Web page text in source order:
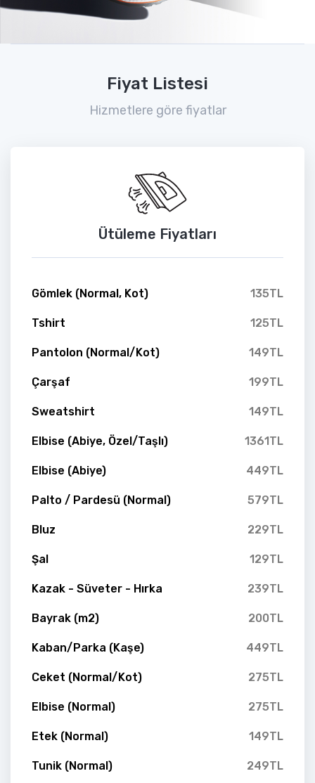
Fiyat Listesi
Hizmetlere göre fiyatlar
Ütüleme Fiyatları
Gömlek (Normal, Kot) 135TL
Tshirt 125TL
Pantolon (Normal/Kot) 149TL
Çarşaf 199TL
Sweatshirt 149TL
Elbise (Abiye, Özel/Taşlı) 1361TL
Elbise (Abiye) 449TL
Palto / Pardesü (Normal) 579TL
Bluz 229TL
Şal 129TL
Kazak - Süveter - Hırka 239TL
Bayrak (m2) 200TL
Kaban/Parka (Kaşe) 449TL
Ceket (Normal/Kot) 275TL
Elbise (Normal) 275TL
Etek (Normal) 149TL
Tunik (Normal) 249TL